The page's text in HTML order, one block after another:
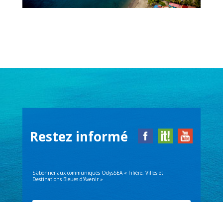
Restez informé
S'abonner aux communiqués OdysSEA « Filière, Villes et
Destinations Bleues d'Avenir »